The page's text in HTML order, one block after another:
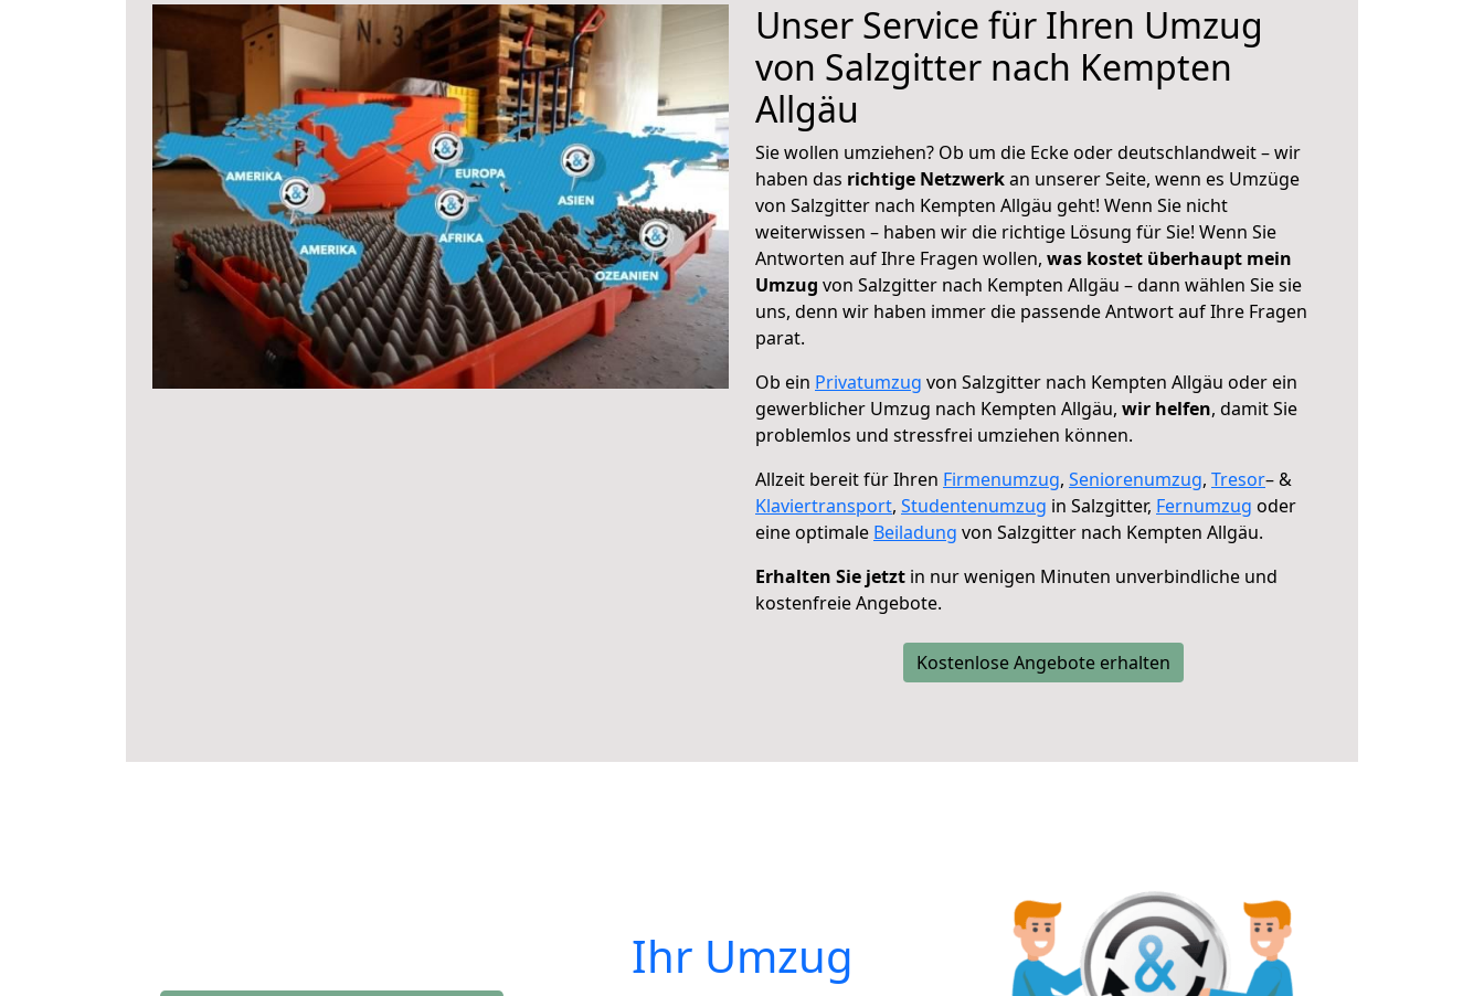
Unser Service für Ihren Umzug
von Salzgitter nach Kempten
Allgäu
Sie wollen umziehen? Ob um die Ecke oder deutschlandweit – wir
haben das richtige Netzwerkan unserer Seite, wenn es Umzüge
von Salzgitter nach Kempten Allgäu geht! Wenn Sie nicht
weiterwissen – haben wir die richtige Lösung für Sie! Wenn Sie
Antworten auf Ihre Fragen wollen, was kostet überhaupt mein
Umzug von Salzgitter nach Kempten Allgäu – dann wählen Sie sie
uns, denn wir haben immer die passende Antwort auf Ihre Fragen
parat.
Ob ein Privatumzug von Salzgitter nach Kempten Allgäu oder ein
gewerblicher Umzug nach Kempten Allgäu, wir helfen, damit Sie
problemlos und stressfrei umziehen können.
Allzeit bereit für Ihren Firmenumzug, Seniorenumzug, Tresor– &
Klaviertransport, Studentenumzug in Salzgitter, Fernumzug oder
eine optimale Beiladung von Salzgitter nach Kempten Allgäu.
Erhalten Sie jetzt in nur wenigen Minuten unverbindliche und
kostenfreie Angebote.
Kostenlose Angebote erhalten
Ihr Umzug